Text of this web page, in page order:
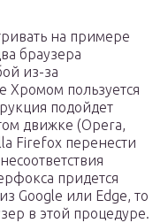
на примере
браузера
из-за
Хромом пользуется
подойдет
движке (Opera,
Firefox перенести
придется
Google или Edge, то
в этой процедуре.